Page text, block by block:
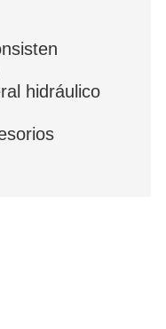
hidráulico